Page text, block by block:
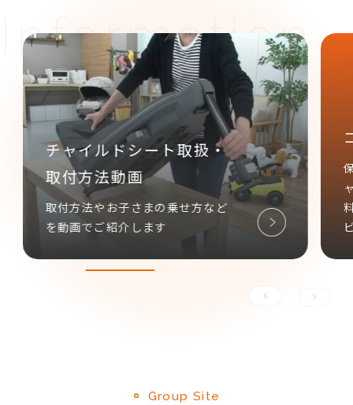
チャイルドシート取扱・
取付方法動画
取付方法やお子さまの乗せ方など
を動画でご紹介します
Group Site